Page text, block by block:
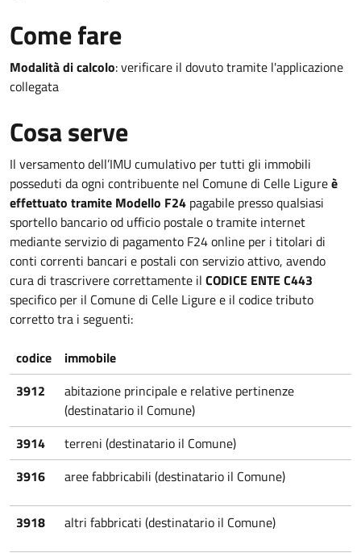
Come fare
Modalità di calcolo: verificare il dovuto tramite l'applicazione
collegata
Cosa serve
Il versamento dell’IMU cumulativo per tutti gli immobili
posseduti da ogni contribuente nel Comune di Celle Ligureè
effettuato tramite Modello F24 pagabile presso qualsiasi
sportello bancario od ufficio postale o tramite internet
mediante servizio di pagamento F24 online per i titolari di
conti correnti bancari e postali con servizio attivo, avendo
cura di trascrivere correttamente il CODICE ENTE C443
specifico per il Comune di Celle Ligure e il codice tributo
corretto tra i seguenti:
codice
immobile
3912
abitazione principale e relative pertinenze
(destinatario il Comune)
3914
terreni (destinatario il Comune)
3916
aree fabbricabili (destinatario il Comune)
3918 altri fabbricati (destinatario il Comune)